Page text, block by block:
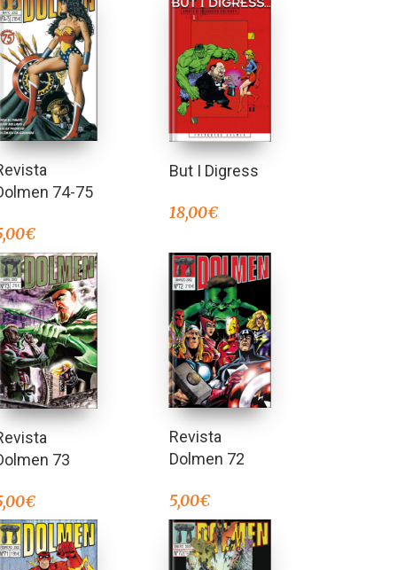
74-75
€
But I Digress
18,00€
73
€
Revista
Dolmen 72
5,00€